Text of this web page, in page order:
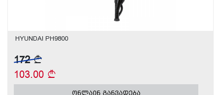
HYUNDAI PH9800
172
103.00
ონლაინ განვადება